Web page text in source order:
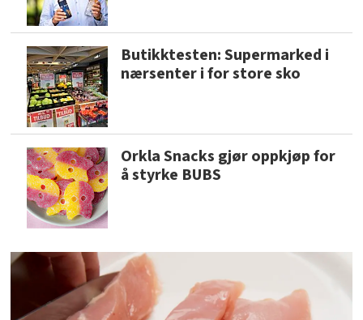
Butikktesten: Supermarked i
nærsenter i for store sko
Orkla Snacks gjør oppkjøp for
å styrke BUBS